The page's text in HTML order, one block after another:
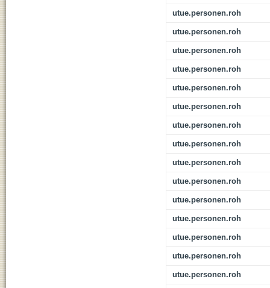
utue.personen.roh
utue.personen.roh
utue.personen.roh
utue.personen.roh
utue.personen.roh
utue.personen.roh
utue.personen.roh
utue.personen.roh
utue.personen.roh
utue.personen.roh
utue.personen.roh
utue.personen.roh
utue.personen.roh
utue.personen.roh
utue.personen.roh